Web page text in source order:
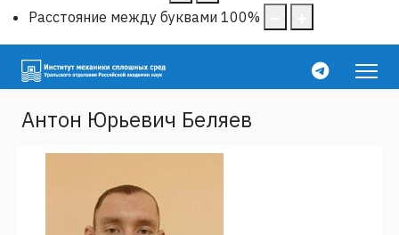
Расстояние между буквами 100%
Антон Юрьевич Беляев